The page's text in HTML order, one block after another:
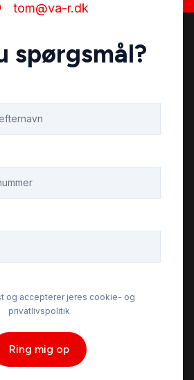
tom@va-r.dk
spørgsmål?
og accepterer jeres cookie- og
privatlivspolitik
Ring mig op